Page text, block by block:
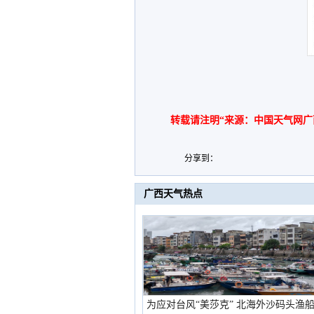
转载请注明“来源：中国天气网
分享到：
广西天气热点
为应对台风“美莎克” 北海外沙码头渔船